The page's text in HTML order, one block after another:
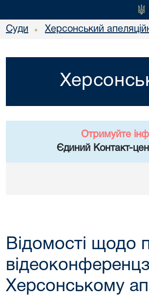
Суди • Херсонський
Отримуйте
Єдиний Контакт-
Відомості щодо
Херсонському